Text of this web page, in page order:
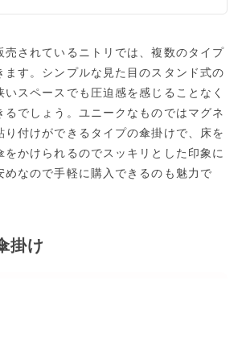
売されているニトリでは、複数のタイプ
ます。シンプルな見た目のスタンド式の
スペースでも圧迫感を感じることなく
るでしょう。ユニークなものではマグネ
り付けができるタイプの傘掛けで、床を
をかけられるのでスッキリとした印象に
めなので手軽に購入できるのも魅力で
け